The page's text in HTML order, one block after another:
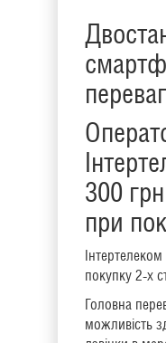
300
при
покупку 2-х
Головна
можливість